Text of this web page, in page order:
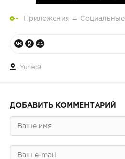
Приложения → Социальные
Yurec9
ДОБАВИТЬ КОММЕНТАРИЙ